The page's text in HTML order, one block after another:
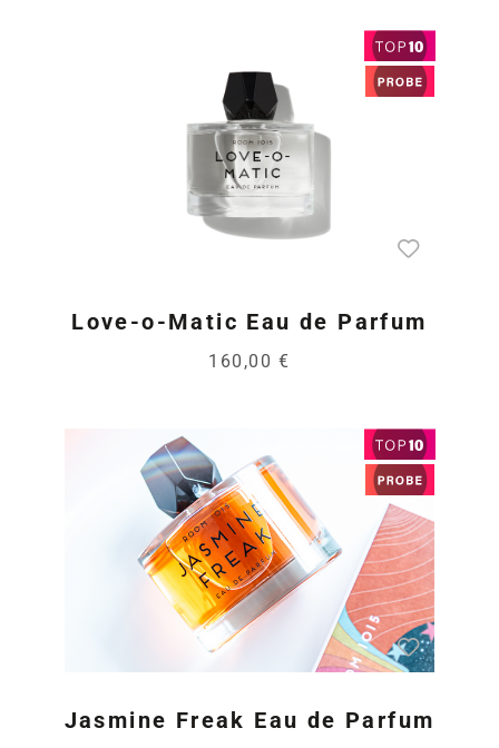
Love-o-Matic Eau de Parfum
160,00 €
Jasmine Freak Eau de Parfum